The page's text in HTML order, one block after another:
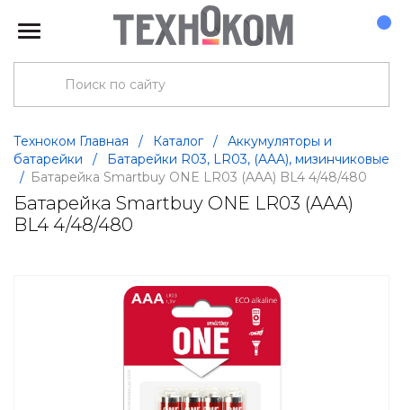
Техноком Главная / Каталог /
Аккумуляторы и
батарейки
/
Батарейки R03, LR03, (AAA), мизинчиковые
/ Батарейка Smartbuy ONE LR03 (AAA) BL4 4/48/480
Батарейка Smartbuy ONE LR03 (AAA)
BL4 4/48/480